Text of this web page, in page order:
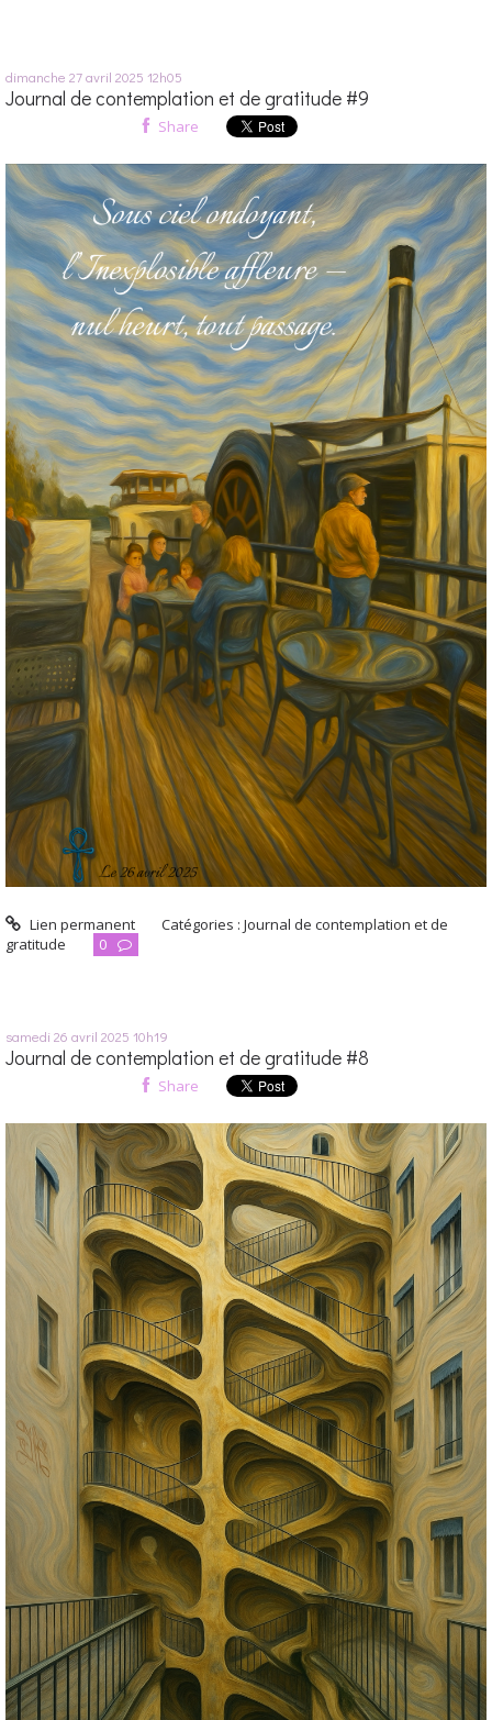
dimanche 27avril 2025 12h05
Journal de contemplation et de gratitude #9
Share
Lien permanent Catégories :Journal de contemplation et de
gratitude
0
samedi 26 avril 2025 10h19
Journal de contemplation et de gratitude #8
Share